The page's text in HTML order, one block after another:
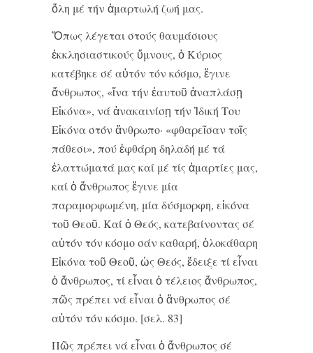
ὅλη μέ τήν ἁμαρτωλή ζωή μας.
Ὅπως λέγεται στούς θαυμάσιους
ἐκκλησιαστικούς ὕμνους, ὁ Κύριος
κατέβηκε σέ αὐτόν τόν κόσμο, ἔγινε
ἄνθρωπος, «ἵνα τήν ἑαυτοῦ ἀναπλάσῃ
Εἰκόνα», νά ἀνακαινίσῃ τήν Ἰδική Του
Εἰκόνα στόν ἄνθρωπο· «φθαρεῖσαν τοῖς
πάθεσι», πού ἐφθάρη δηλαδή μέ τά
ἐλαττώματά μας καί μέ τίς ἁμαρτίες μας,
καί ὁ ἄνθρωπος ἔγινε μία
παραμορφωμένη, μία δύσμορφη, εἰκόνα
τοῦ Θεοῦ. Καί ὁ Θεός, κατεβαίνοντας σέ
αὐτόν τόν κόσμο σάν καθαρή, ὁλοκάθαρη
Εἰκόνα τοῦ Θεοῦ, ὡς Θεός, ἔδειξε τί εἶναι
ὁ ἄνθρωπος, τί εἶναι ὁ τέλειος ἄνθρωπος,
πῶς πρέπει νά εἶναι ὁ ἄνθρωπος σέ
αὐτόν τόν κόσμο. [σελ. 83]
Πῶς πρέπει νά εἶναι ὁ ἄνθρωπος σέ